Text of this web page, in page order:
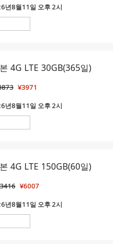
년8월11일 오후 2시
4G LTE 30GB(365일)
¥3971
년8월11일 오후 2시
4G LTE 150GB(60일)
¥6007
년8월11일 오후 2시